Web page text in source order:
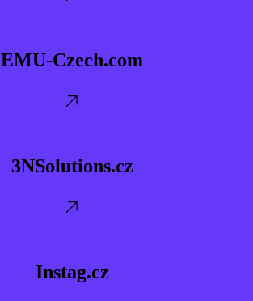
EMU-Czech.com
3NSolutions.cz
Instag.cz